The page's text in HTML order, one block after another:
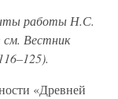
работы Н.С.
см. Вестник
«Древней